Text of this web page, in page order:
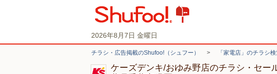
2026年8月7日 金曜日
チラシ・広告掲載のShufoo!（シュフー） > 「家電店」のチラシ
ケーズデンキ/おゆみ野店のチラシ・セー